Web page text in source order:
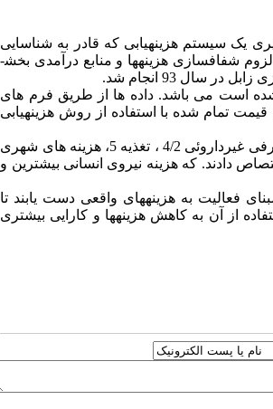
یک سیستم هزینه­یابی که قادر به شناسایی
شفاف­سازی هزینه­ها و منابع درآمدی بخش­­
93 انجام شد.
است می باشد. داده ها از طریق فرم های
تمام شده با استفاده از روش هزینه­یابی
براساس یافته­های پژوهش، نیروی انسانی 63 ، لوازم مصرفی داروئی 20 ، مواد و لوازم مصرفی غیرداروئی 4/2 ، تغذیه 5، هزینه های شهری
4 درصد از کل هزینه ها را به خود اختصاص دادند. که هزینه نیروی انسانی بیشترین و
فعالیت به هزینه­های واقعی دست یابند تا
از آن به کاهش هزینه­ها و کارایی بیشتری